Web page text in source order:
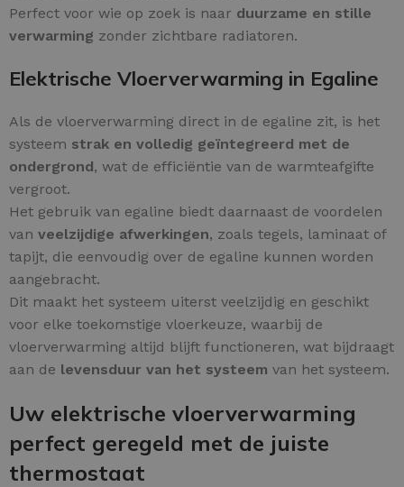
Perfect voor wie op zoek is naar duurzame en stille
verwarming zonder zichtbare radiatoren.
Elektrische Vloerverwarming in Egaline
Als de vloerverwarming direct in de egaline zit, is het
systeem strak en volledig geïntegreerd met de
ondergrond, wat de efficiëntie van de warmteafgifte
vergroot.
Het gebruik van egaline biedt daarnaast de voordelen
van veelzijdige afwerkingen, zoals tegels, laminaat of
tapijt, die eenvoudig over de egaline kunnen worden
aangebracht.
Dit maakt het systeem uiterst veelzijdig en geschikt
voor elke toekomstige vloerkeuze, waarbij de
vloerverwarming altijd blijft functioneren, wat bijdraagt
aan de levensduur van het systeem van het systeem.
Uw elektrische vloerverwarming
perfect geregeld met de juiste
thermostaat